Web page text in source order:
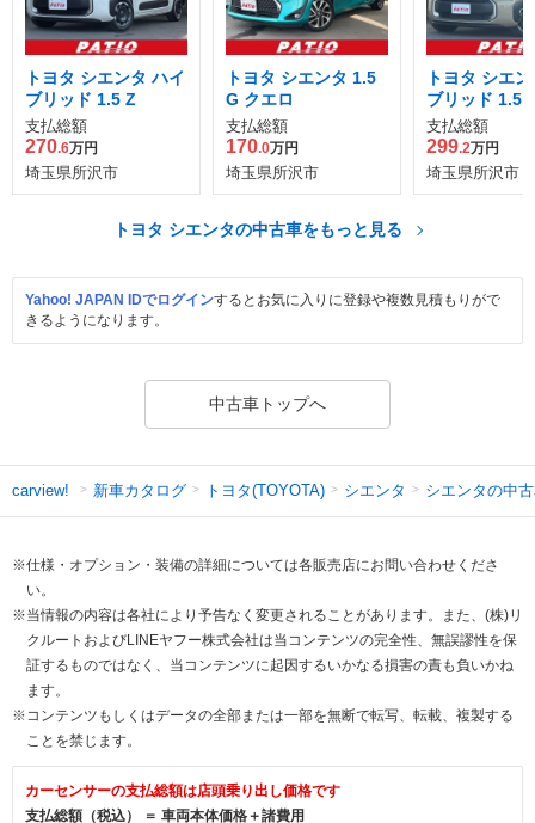
トヨタ シエンタ ハイ
ブリッド 1.5 Z
支払総額
270.6万円
埼玉県所沢市
トヨタ シエンタ 1.5
G クエロ
支払総額
170.0万円
埼玉県所沢市
トヨタ シエ
ブリッド 1.5
支払総額
299.2万円
埼玉県所沢市
トヨタ シエンタの中古車をもっと見る
Yahoo! JAPAN IDでログインするとお気に入りに登録や複数見積もりがで
きるようになります。
中古車トップへ
carview! 新車カタログ トヨタ(TOYOTA) シエンタ シエンタの中
※仕様・オプション・装備の詳細については各販売店にお問い合わせくださ
い。
※当情報の内容は各社により予告なく変更されることがあります。また、(株)リ
クルートおよびLINEヤフー株式会社は当コンテンツの完全性、無誤謬性を保
証するものではなく、当コンテンツに起因するいかなる損害の責も負いかね
ます。
※コンテンツもしくはデータの全部または一部を無断で転写、転載、複製する
ことを禁じます。
カーセンサーの支払総額は店頭乗り出し価格です
支払総額（税込） ＝ 車両本体価格＋諸費用